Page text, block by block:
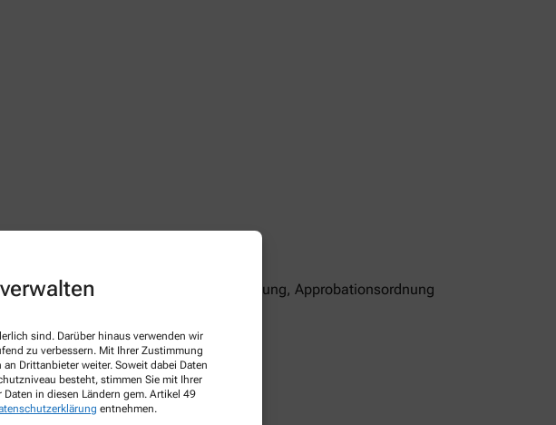
sind. Darüber hinaus verwenden wir
zu verbessern. Mit Ihrer Zustimmung
Drittanbieter weiter. Soweit dabei Daten
besteht, stimmen Sie mit Ihrer
in diesen Ländern gem. Artikel 49
entnehmen.
Bundesapothekerordnung, Approbationsordnung
(AMG)